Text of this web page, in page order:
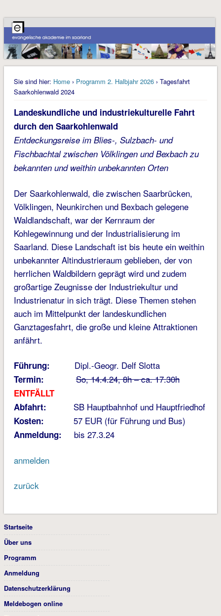
Sie sind hier: Home› Programm 2. Halbjahr 2026› Tagesfahrt
Saarkohlenwald 2024
Landeskundliche und industriekulturelle Fahrt
durch den Saarkohlenwald
Entdeckungsreise im Blies-, Sulzbach- und
Fischbachtal zwischen Völklingen und Bexbach zu
bekannten und weithin unbekannten Orten
Der Saarkohlenwald, die zwischen Saarbrücken,
Völklingen, Neunkirchen und Bexbach gelegene
Waldlandschaft, war der Kernraum der
Kohlegewinnung und der Industrialisierung im
Saarland. Diese Landschaft ist bis heute ein weithin
unbekannter Altindustrieraum geblieben, der von
herrlichen Waldbildern geprägt wird und zudem
großartige Zeugnisse der Industriekultur und
Industrienatur in sich trägt. Diese Themen stehen
auch im Mittelpunkt der landeskundlichen
Ganztagesfahrt, die große und kleine Attraktionen
anfährt.
Führung: Dipl.-Geogr. Delf Slotta
Termin: So, 14.4.24, 8h – ca. 17.30h
ENTFÄLLT
Abfahrt: SB Hauptbahnhof und Hauptfriedhof
Kosten: 57 EUR (für Führung und Bus)
Anmeldung: bis 27.3.24
anmelden
zurück
Startseite
Über uns
Programm
Anmeldung
Datenschutzerklärung
Meldebogen online